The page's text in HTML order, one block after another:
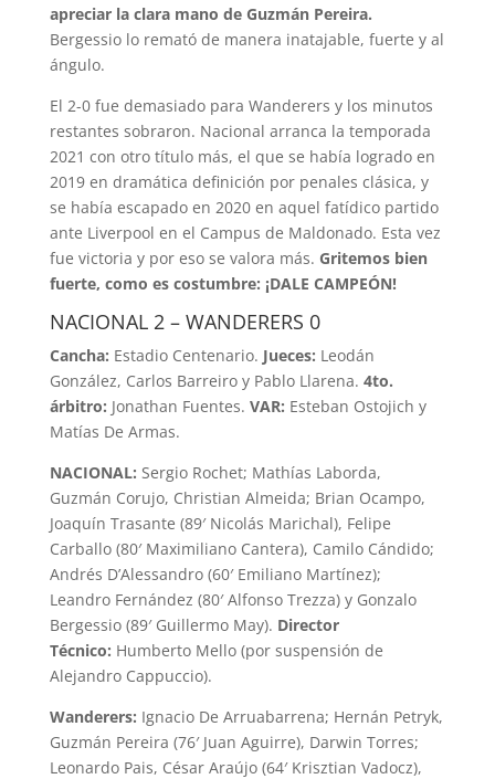
apreciar la clara mano de Guzmán Pereira.
Bergessio lo remató de manera inatajable, fuerte y al
ángulo.
El 2-0 fue demasiado para Wanderers y los minutos
restantes sobraron. Nacional arranca la temporada
2021 con otro título más, el que se había logrado en
2019 en dramática definición por penales clásica, y
se había escapado en 2020 en aquel fatídico partido
ante Liverpool en el Campus de Maldonado. Esta vez
fue victoria y por eso se valora más. Gritemos bien
fuerte, como es costumbre: ¡DALE CAMPEÓN!
NACIONAL 2 – WANDERERS 0
Cancha: Estadio Centenario. Jueces: Leodán
González, Carlos Barreiro y Pablo Llarena. 4to.
árbitro: Jonathan Fuentes. VAR: Esteban Ostojich y
Matías De Armas.
NACIONAL: Sergio Rochet; Mathías Laborda,
Guzmán Corujo, Christian Almeida; Brian Ocampo,
Joaquín Trasante (89′ Nicolás Marichal), Felipe
Carballo (80′ Maximiliano Cantera), Camilo Cándido;
Andrés D’Alessandro (60′ Emiliano Martínez);
Leandro Fernández (80′ Alfonso Trezza) y Gonzalo
Bergessio (89′ Guillermo May). Director
Técnico: Humberto Mello (por suspensión de
Alejandro Cappuccio).
Wanderers: Ignacio De Arruabarrena; Hernán Petryk,
Guzmán Pereira (76′ Juan Aguirre), Darwin Torres;
Leonardo Pais, César Araújo (64′ Krisztian Vadocz),